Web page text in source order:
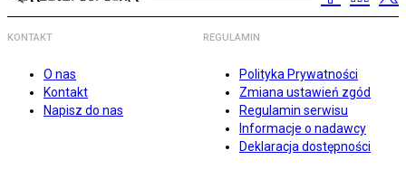
KONTAKT
O nas
Kontakt
Napisz do nas
REGULAMIN
Polityka Prywatności
Zmiana ustawień zgód
Regulamin serwisu
Informacje o nadawcy
Deklaracja dostępności